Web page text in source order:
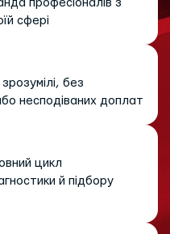
професіоналів з
сфері
зрозумілі, без
несподіваних доплат
цикл
й підбору